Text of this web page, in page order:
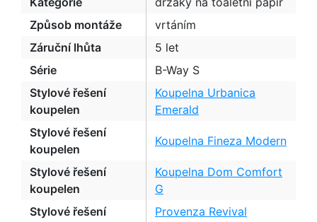
Způsob montáže
vrtáním
Záruční lhůta
5 let
Série
B-Way S
Stylové řešení
koupelen
Koupelna Urbanica
Emerald
Stylové řešení
koupelen
Koupelna Fineza Modern
Stylové řešení
koupelen
Koupelna Dom Comfort
G
Stylové řešení
Provenza Revival